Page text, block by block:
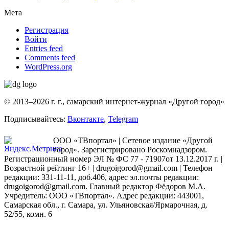
Мета
Регистрация
Войти
Entries feed
Comments feed
WordPress.org
© 2013–2026 г. г., самарский интернет-журнал «Другой город»
Подписывайтесь: Вконтакте, Telegram
ООО «ТВпортал» | Сетевое издание «Другой
город». Зарегистрировано Роскомнадзором.
Регистрационный номер ЭЛ № ФС 77 - 71907от 13.12.2017 г. |
Возрастной рейтинг 16+ | drugoigorod@gmail.com | Телефон
редакции: 331-11-11, доб.406, адрес эл.почты редакции:
drugoigorod@gmail.com. Главный редактор Фёдоров М.А.
Учредитель: ООО «ТВпортал». Адрес редакции: 443001,
Самарская обл., г. Самара, ул. Ульяновская/Ярмарочная, д.
52/55, комн. 6